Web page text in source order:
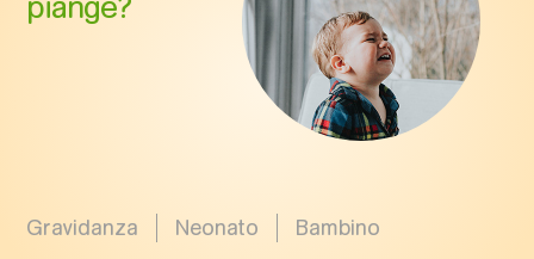
Gravidanza Neonato Bambino